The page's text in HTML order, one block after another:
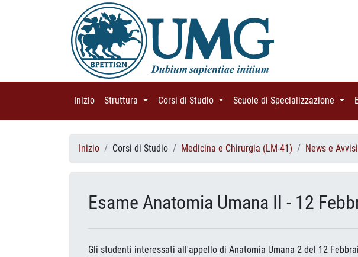
Inizio (current)
Struttura (current)Corsi di Studio (current)Scuole di Specializzazione
Inizio Corsi di Studio Medicina e Chirurgia (LM-41) News e
Esame Anatomia Umana II - 12
Gli studenti interessati all'appello di Anatomia Umana 2 del 12